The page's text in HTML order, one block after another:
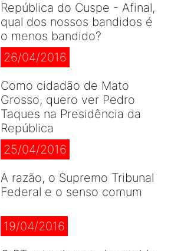
República do Cuspe - Afinal,
qual dos nossos bandidos é
o menos bandido?
26/04/2016
Como cidadão de Mato
Grosso, quero ver Pedro
Taques na Presidência da
República
25/04/2016
A razão, o Supremo Tribunal
Federal e o senso comum
19/04/2016